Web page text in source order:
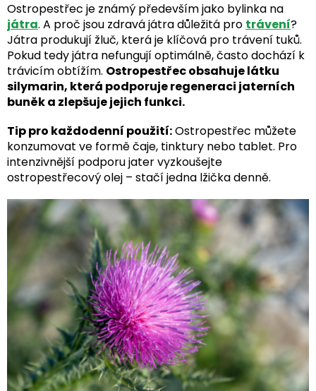
Ostropestřec je známý především jako bylinka na
játra. A proč jsou zdravá játra důležitá pro trávení?
Játra produkují žluč, která je klíčová pro trávení tuků.
Pokud tedy játra nefungují optimálně, často dochází k
trávicím obtížím. Ostropestřec obsahuje látku
silymarin, která podporuje regeneraci jaterních
buněk a zlepšuje jejich funkci.
Tip pro každodenní použití:Ostropestřec můžete
konzumovat ve formě čaje, tinktury nebo tablet. Pro
intenzivnější podporu jater vyzkoušejte
ostropestřecový olej – stačí jedna lžička denně.